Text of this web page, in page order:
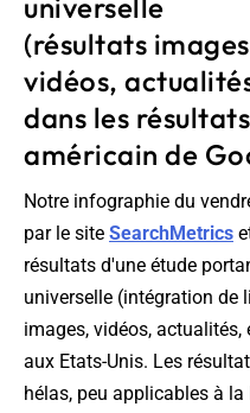
universelle
(résultats
vidéos,
dans les
américain de
Notre infographie du
par le site SearchMetrics
résultats d'une étude
universelle (intégration de
images, vidéos, actualités,
aux Etats-Unis. Les
hélas, peu applicables à la